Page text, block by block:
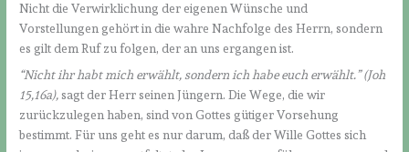
Nicht die Verwirklichung der eigenen Wünsche und
Vorstellungen gehört in die wahre Nachfolge des Herrn, sondern
es gilt dem Ruf zu folgen, der an uns ergangen ist.
“Nicht ihr habt mich erwählt, sondern ich habe euch erwählt.” (Joh
15,16a),sagt der Herr seinen Jüngern. Die Wege, die wir
zurückzulegen haben, sind von Gottes gütiger Vorsehung
bestimmt. Für uns geht es nur darum, daß der Wille Gottes sich